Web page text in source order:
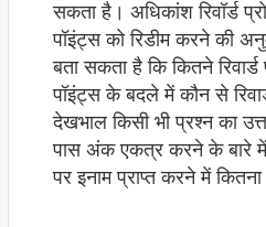
सकता है। अधिकांश रिवॉर्ड
पॉइंट्स को रिडीम करने की
बता सकता है कि कितने
पॉइंट्स के बदले में कौन से
देखभाल किसी भी प्रश्न का
पास अंक एकत्र करने के बारे
पर इनाम प्राप्त करने में